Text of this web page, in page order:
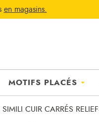
en magasins.
MOTIFS PLACÉS
SIMILI CUIR CARRÉS